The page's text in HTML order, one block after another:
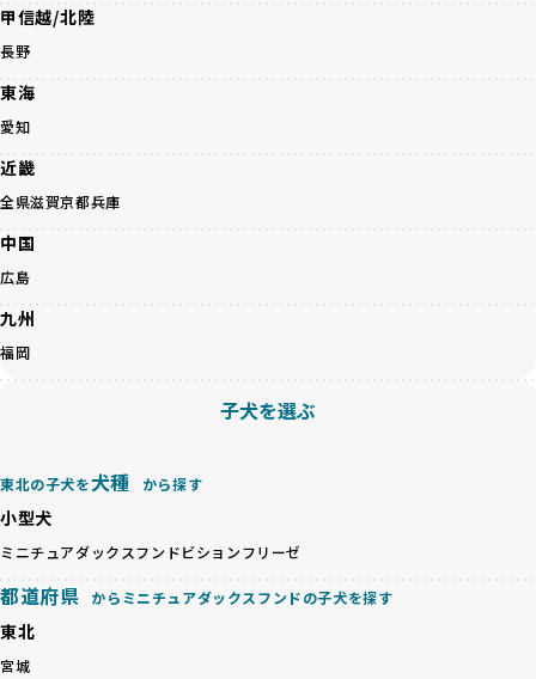
「BreederFamilesのワンちゃんに優しい18の評価基準」は
こちら
BreederFamiliesでは、すべてのブリーダーを書類審査、直
接のヒアリング、現地確認を通じて厳しく評価しています。
ーダー自身の理念や姿勢までも丁寧に確認しています。
さらに、こうした評価結果は透明性を持って公開されている
だけます。
徹底した透明性こそが、BreederFamiliesの大きな特徴で
BreederFamiliesは、ペット業界が抱える命の大量生産・大
題に真摯に向き合っています。優良ブリーダーとの直接取引
を促進することで、無駄な命の消費を減らし、命を大切にす
さらに、売上の一部を保護団体や保護団体を支援する公益法
人へ寄付しています。多くのペット販売業者が、動物福祉へ
の取り組みが不十分であることを理由に寄付を断られる中、
BreederFamiliesはその姿勢が評価され、寄付が実現してい
護活動の支援にも貢献しています。
BreederFamiliesのこうした取り組みは、目の前の子犬だけ
でなく、すべてのワンちゃんに優しい未来を創るための大き
な一歩です。ユーザーの皆さんがBreederFamiliesを通じて
ペットショップやペットオークションは、流通過程でワンち
られるなど、心身に大きな負担がかかります。このような環
境は、ストレスや感染リスクを増大させるだけでなく、ワン
があります。
優良ブリーダーは、ワンちゃんの健康と幸せを第一に考え、
ペットショップやオークションを介さずに直接飼い主に渡す
ことを大切にしています。また、彼らはお迎え先を自身で確
認し、ワンちゃんが安心して暮らせる環境を整えるために直
一方で、営利優先ブリーダーは、広範囲に販売するためにペ
ットショップやオークションを活用し、子犬の心身への影響
「ペットショップ等を使わない」の詳細はこちら
近年、「小さくて可愛い」「珍しい毛色」という見た目の特
くありません。極小サイズは骨や心臓に負担がかかりやす
く、レアカラーには遺伝疾患のリスクが高まることがありま
営利優先ブリーダーは、このような流行や需要に応じて無理
な繁殖を行いがちです。小柄な母犬を繁殖に多用して体に負
ど、健康を犠牲にした管理がされることもあります。このよ
うな方法では、ワンちゃんの免疫力や体力が低下し、飼い主
甲信越/北陸
長野
東海
愛知
近畿
全県滋賀京都兵庫
中国
広島
九州
福岡
子犬を選ぶ
東北の子犬を犬種 から探す
小型犬
ミニチュアダックスフンドビションフリーゼ
都道府県 からミニチュアダックスフンドの子犬を探す
東北
宮城